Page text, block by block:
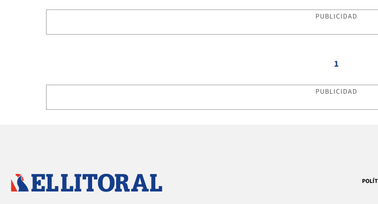
PUBLICIDAD
1
PUBLICIDAD